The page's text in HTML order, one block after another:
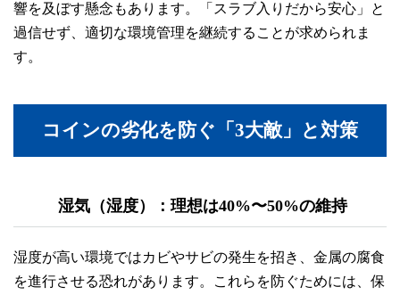
響を及ぼす懸念もあります。「スラブ入りだから安心」と
過信せず、適切な環境管理を継続することが求められま
す。
コインの劣化を防ぐ「3大敵」と対策
湿気（湿度）：理想は40%〜50%の維持
湿度が高い環境ではカビやサビの発生を招き、金属の腐食
を進行させる恐れがあります。これらを防ぐためには、保